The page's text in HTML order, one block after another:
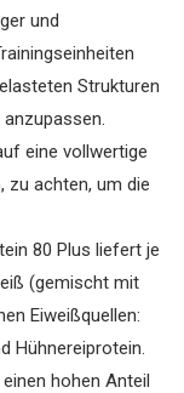
und
Strukturen
eine vollwertige
zu achten, um die
80 Plus liefert je
(gemischt mit
Eiweißquellen:
Hühnereiprotein.
hohen Anteil